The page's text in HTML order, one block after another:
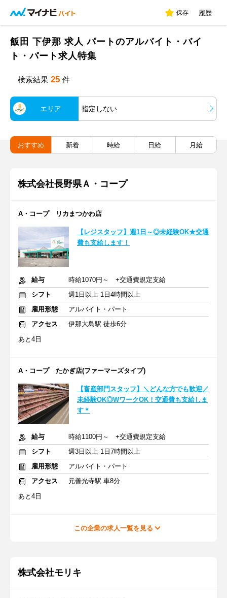
保存 履歴
飯田 下伊那 求人 パートのアルバイト・バイ
ト・パート求人特集
検索結果 25 件
エリア 指定しない
おすすめ 新着 時給 日給 月給
株式会社長野県Ａ・コープ
A・コープ リカまつかわ店
【レジスタッフ】週1日～◎未経験OK★交通
費も支給します！
給与
時給1070円～ +交通費規定支給
シフト
週1日以上 1日4時間以上
雇用形態
アルバイト・パート
アクセス
伊那大島駅 徒歩6分
あと4日
A・コープ たかぎ店(ファーマーズタイプ)
【畜産部門スタッフ】＼どんな方でも歓迎／
未経験OK◎WワークOK！交通費も支給しま
す＊
給与
時給1100円～ +交通費規定支給
シフト
週3日以上 1日7時間以上
雇用形態
アルバイト・パート
アクセス
元善光寺駅 車8分
あと4日
この企業の求人一覧を見る
株式会社モリキ